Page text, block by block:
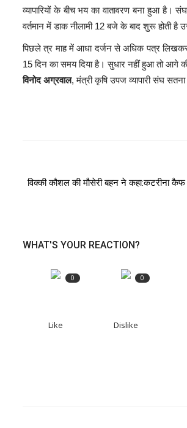
व्यापारियों के बीच भय का वातावरण बना हुआ
वर्तमान में डाक नीलामी 12 बजे के बाद शुरू होती
पिछले त्र माह में आधा दर्जन से अधिक पत्र
15 दिन का समय दिया है। सुधार नहीं हुआ तो आगे
विनोद अग्रवाल, मंत्री कृषि उपज व्यापारी संघ सतना
विक्की कौशल की मौसेरी बहन ने कहा:कटरीना कैफ
WHAT'S YOUR REACTION?
0
Like
0
Dislike